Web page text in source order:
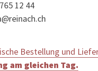
12 44
Bestellung und
am gleichen Tag.